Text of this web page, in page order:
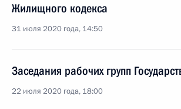
Жилищного кодекса
31 июля 2020 года, 14:50
Заседания рабочих групп
22 июля 2020 года, 18:00